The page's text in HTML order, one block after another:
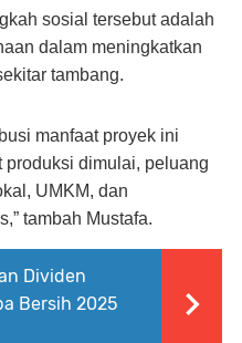
sosial tersebut adalah
dalam meningkatkan
tambang.
manfaat proyek ini
produksi dimulai, peluang
UMKM, dan
tambah Mustafa.
Dividen
Bersih 2025